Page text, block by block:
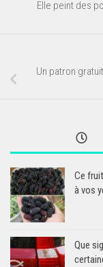
Elle peint des
Un patron
Ce
à vos
Que